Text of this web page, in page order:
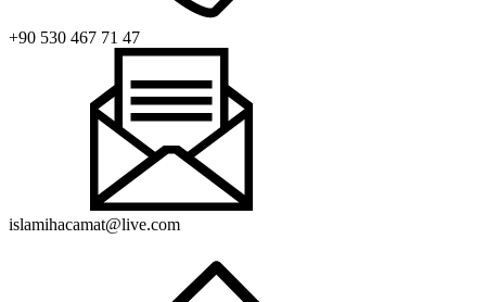
+90 530 467 71 47
islamihacamat@live.com